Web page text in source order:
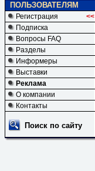
ПОЛЬЗОВАТЕЛЯМ
Регистрация
<<
Подписка
Вопросы FAQ
Разделы
Информеры
Выставки
Реклама
О компании
Контакты
Поиск по сайту